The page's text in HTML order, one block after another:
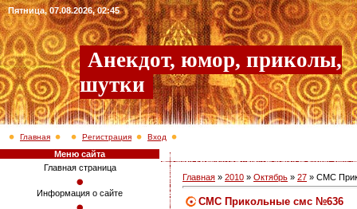
Пятница, 07.08.2026, 02:45
Анекдот, юмор, приколы,
шутки
Главная Регистрация Вход
Меню сайта
Главная страница
Информация о сайте
Главная » 2010 » Октябрь » 27 » СМС
СМС Прикольные смс №636